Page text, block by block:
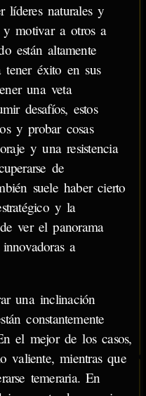
líderes naturales y
y motivar a otros a
están altamente
tener éxito en sus
una veta
desafíos, estos
y probar cosas
y una resistencia
de
suele haber cierto
y la
ver el panorama
a
una inclinación
constantemente
el mejor de los casos,
valiente, mientras que
temeraria. En